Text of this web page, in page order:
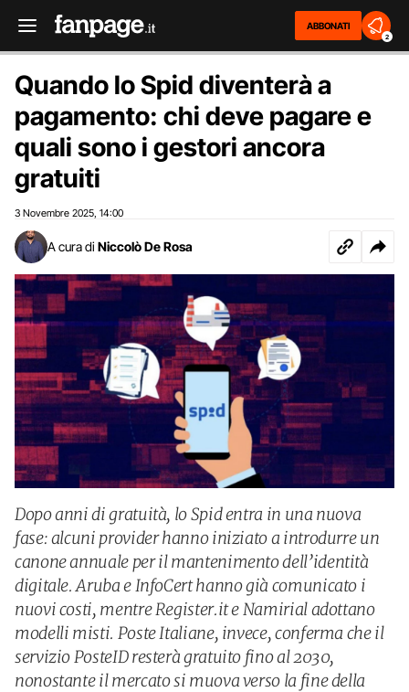
ABBONATI
2
Quando lo Spid diventerà a
pagamento: chi deve pagare e
quali sono i gestori ancora
gratuiti
3 Novembre 2025 14:00
A cura di Niccolò De Rosa
Dopo anni di gratuità, lo Spid entra in una nuova
fase: alcuni provider hanno iniziato a introdurre un
canone annuale per il mantenimento dell’identità
digitale. Aruba e InfoCert hanno già comunicato i
nuovi costi, mentre Register.it e Namirial adottano
modelli misti. Poste Italiane, invece, conferma che il
servizio PosteID resterà gratuito fino al 2030,
nonostante il mercato si muova verso la fine della